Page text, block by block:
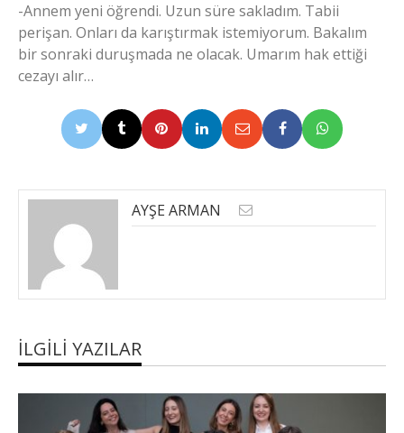
-Annem yeni öğrendi. Uzun süre sakladım. Tabii
perişan. Onları da karıştırmak istemiyorum. Bakalım
bir sonraki duruşmada ne olacak. Umarım hak ettiği
cezayı alır…
AYŞE ARMAN
İLGILI YAZILAR